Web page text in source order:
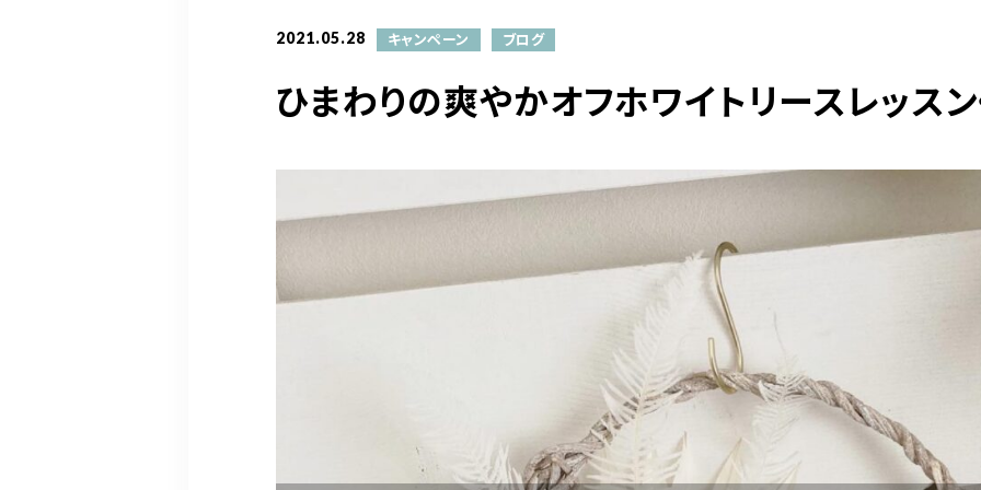
2021.05.28 キャンペーン ブログ
ひまわりの爽やかオフホワイトリースレッス